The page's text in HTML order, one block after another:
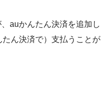
auかんたん決済を追加し
ん決済で）支払うことが